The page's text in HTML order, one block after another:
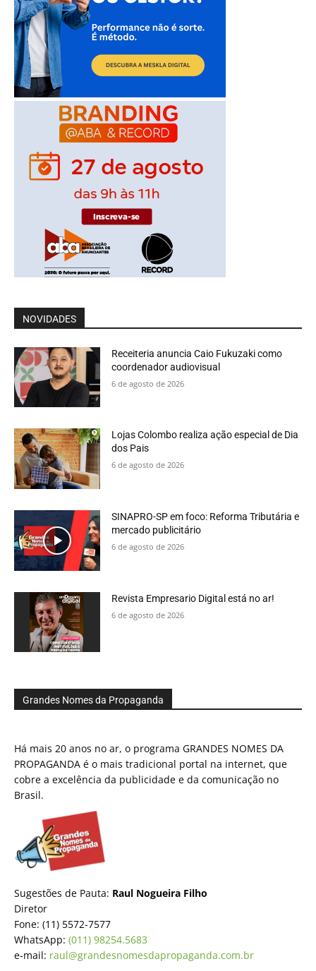
NOVIDADES
Receiteria anuncia Caio Fukuzaki como
coordenador audiovisual
6 de agosto de 2026
Lojas Colombo realiza ação especial de Dia
dos Pais
6 de agosto de 2026
SINAPRO-SP em foco: Reforma Tributária e
mercado publicitário
6 de agosto de 2026
Revista Empresario Digital está no ar!
6 de agosto de 2026
Grandes Nomes da Propaganda
Há mais 20 anos no ar, o programa GRANDES NOMES DA
PROPAGANDA é o mais tradicional portal na internet, que
cobre a excelência da publicidade e da comunicação no
Brasil.
Sugestões de Pauta: Raul Nogueira Filho
Diretor
Fone: (11) 5572-7577
WhatsApp: (011) 98254.5683
e-mail: raul@grandesnomesdapropaganda.com.br